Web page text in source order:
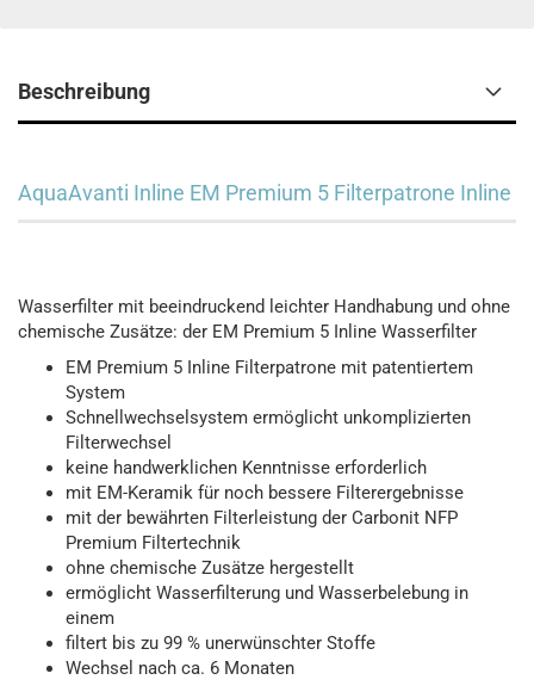
Beschreibung
AquaAvanti Inline EM Premium 5 Filterpatrone Inline
Wasserfilter mit beeindruckend leichter Handhabung und ohne
chemische Zusätze: der EM Premium 5 Inline Wasserfilter
EM Premium 5 Inline Filterpatrone mit patentiertem
System
Schnellwechselsystem ermöglicht unkomplizierten
Filterwechsel
keine handwerklichen Kenntnisse erforderlich
mit EM-Keramik für noch bessere Filterergebnisse
mit der bewährten Filterleistung der Carbonit NFP
Premium Filtertechnik
ohne chemische Zusätze hergestellt
ermöglicht Wasserfilterung und Wasserbelebung in
einem
filtert bis zu 99 % unerwünschter Stoffe
Wechsel nach ca. 6 Monaten